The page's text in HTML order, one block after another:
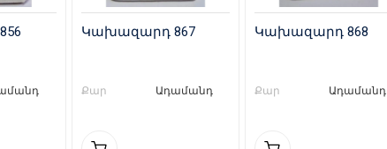
Կախազարդ 867
Քար Ադամանդ
Կախազարդ 868
Քար Ադամանդ